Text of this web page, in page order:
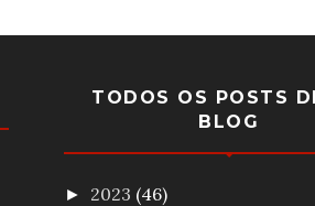
TODOS OS POSTS
BLOG
► 2023 (46)